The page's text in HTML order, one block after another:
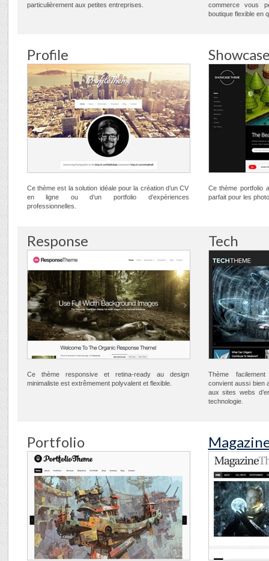
particulièrement aux petites entreprises.
commerce vous
boutique flexible en
Profile
Ce thème est la solution idéale pour la création d’un CV
en ligne ou d’un portfolio d’expériences
professionnelles.
Ce thème portfolio
parfait pour les
Response
Ce thème responsive et retina-ready au design
minimaliste est extrêmement polyvalent et flexible.
Tech
Thème
convient aussi bien
aux sites webs
technologie.
Portfolio